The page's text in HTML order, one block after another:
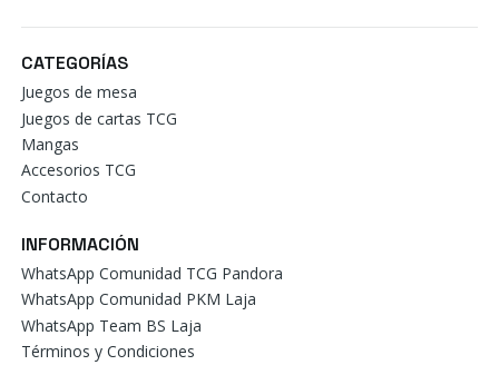
CATEGORÍAS
Juegos de mesa
Juegos de cartas TCG
Mangas
Accesorios TCG
Contacto
INFORMACIÓN
WhatsApp Comunidad TCG Pandora
WhatsApp Comunidad PKM Laja
WhatsApp Team BS Laja
Términos y Condiciones